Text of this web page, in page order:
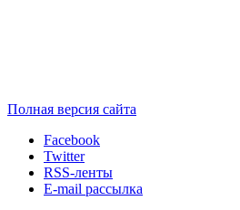
Полная версия сайта
Facebook
Twitter
RSS-ленты
E-mail рассылка